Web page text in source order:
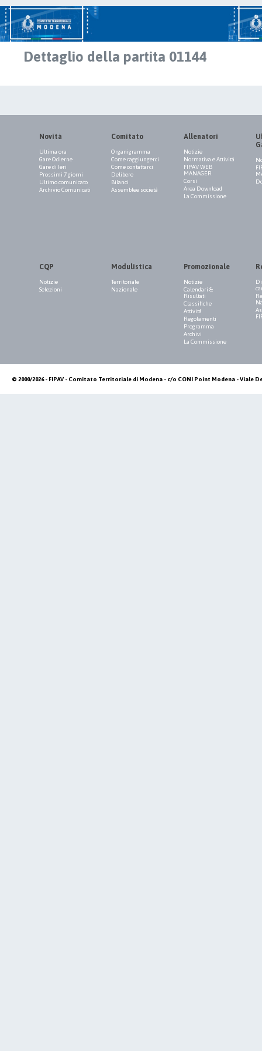
Dettaglio della partita 01144
Novità
Ultima ora
Gare Odierne
Gare di Ieri
Prossimi 7 giorni
Ultimo comunicato
Archivio Comunicati
Comitato
Organigramma
Come raggiungerci
Come contattarci
Delibere
Bilanci
Assemblee società
Allenatori
Notizie
Normativa e Attività
FIPAV WEB
MANAGER
Corsi
Area Download
La Commissione
CQP
Notizie
Selezioni
Modulistica
Territoriale
Nazionale
Promozionale
Notizie
Calendari &
Risultati
Classifiche
Attività
Regolamenti
Programma
Archivi
La Commissione
© 2000/2026 - FIPAV - Comitato Territoriale di Modena - c/o CONI Point Modena - Viale